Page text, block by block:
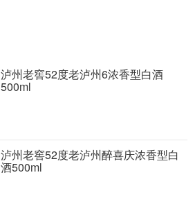
泸州老窖52度老泸州6浓香型白酒
500ml
泸州老窖52度老泸州醉喜庆浓香型白
酒500ml